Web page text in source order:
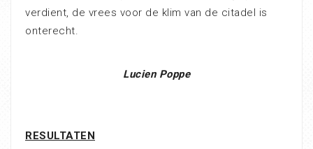
verdient, de vrees voor de klim van de citadel is
onterecht.
Lucien Poppe
RESULTATEN